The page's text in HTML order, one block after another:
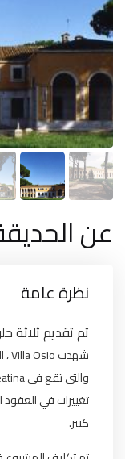
عن
نظرة عامة
تم تقديم ثلاثة
تغييرات في العقود
كبير.